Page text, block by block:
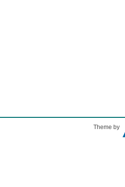
Theme by